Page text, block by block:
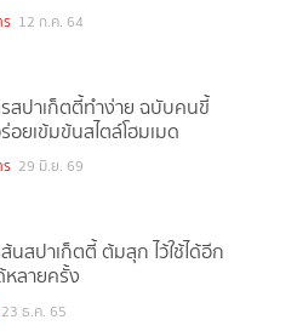
12 ก.ค. 64
สปาเก็ตตี้ทำง่าย ฉบับคนขี้
อยเข้มข้นสไตล์โฮมเมด
29 มิ.ย. 69
ส้นสปาเก็ตตี้ ต้มสุก ไว้ใช้ได้อีก
หลายครั้ง
23 ธ.ค. 65